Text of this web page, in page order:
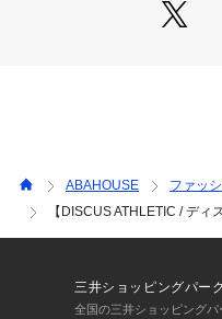
ストリート：ロゴT＋ワイ
アメリカ発のスポーツカジ
フにしたブランドアイデン
としたアメリカンオーセン
ABAHOUSE ファッ
【DISCUS ATHLETIC / ディ
三井ショッピングパー
全国の三井ショッピング